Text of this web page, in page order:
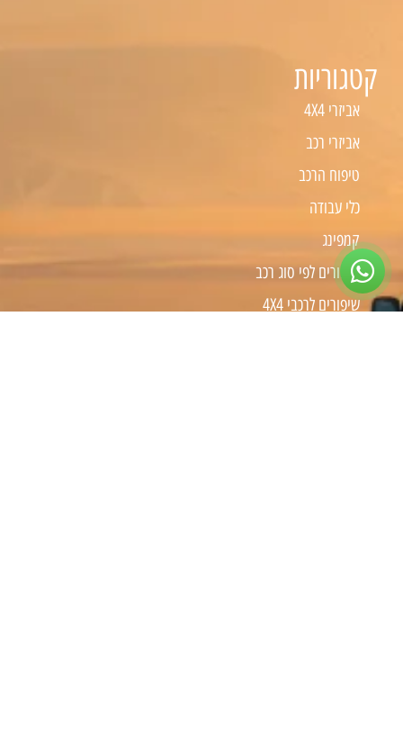
קטגוריות
אביזרי 4X4
אביזרי רכב
טיפוח הרכב
כלי עבודה
קמפינג
שיפורים לפי סוג רכב
שיפורים לרכבי 4X4